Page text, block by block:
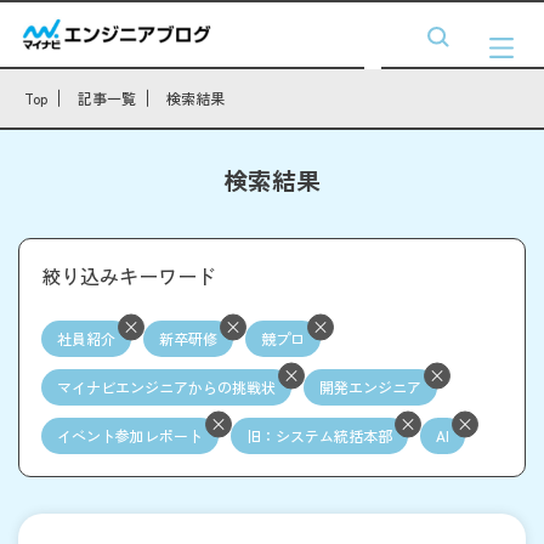
Top 記事一覧 検索結果
検索結果
絞り込みキーワード
社員紹介 新卒研修 競プロ
マイナビエンジニアからの挑戦状 開発エンジニア
イベント参加レポート 旧：システム統括本部 AI